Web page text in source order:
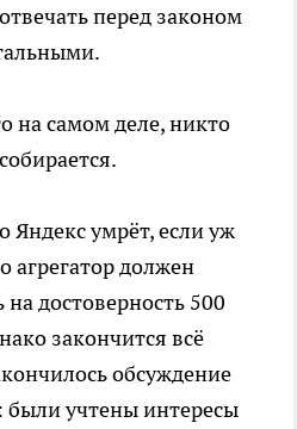
перед законом
на самом деле, никто
Яндекс умрёт, если уж
агрегатор должен
достоверность 500
закончится всё
обсуждение
были учтены интересы